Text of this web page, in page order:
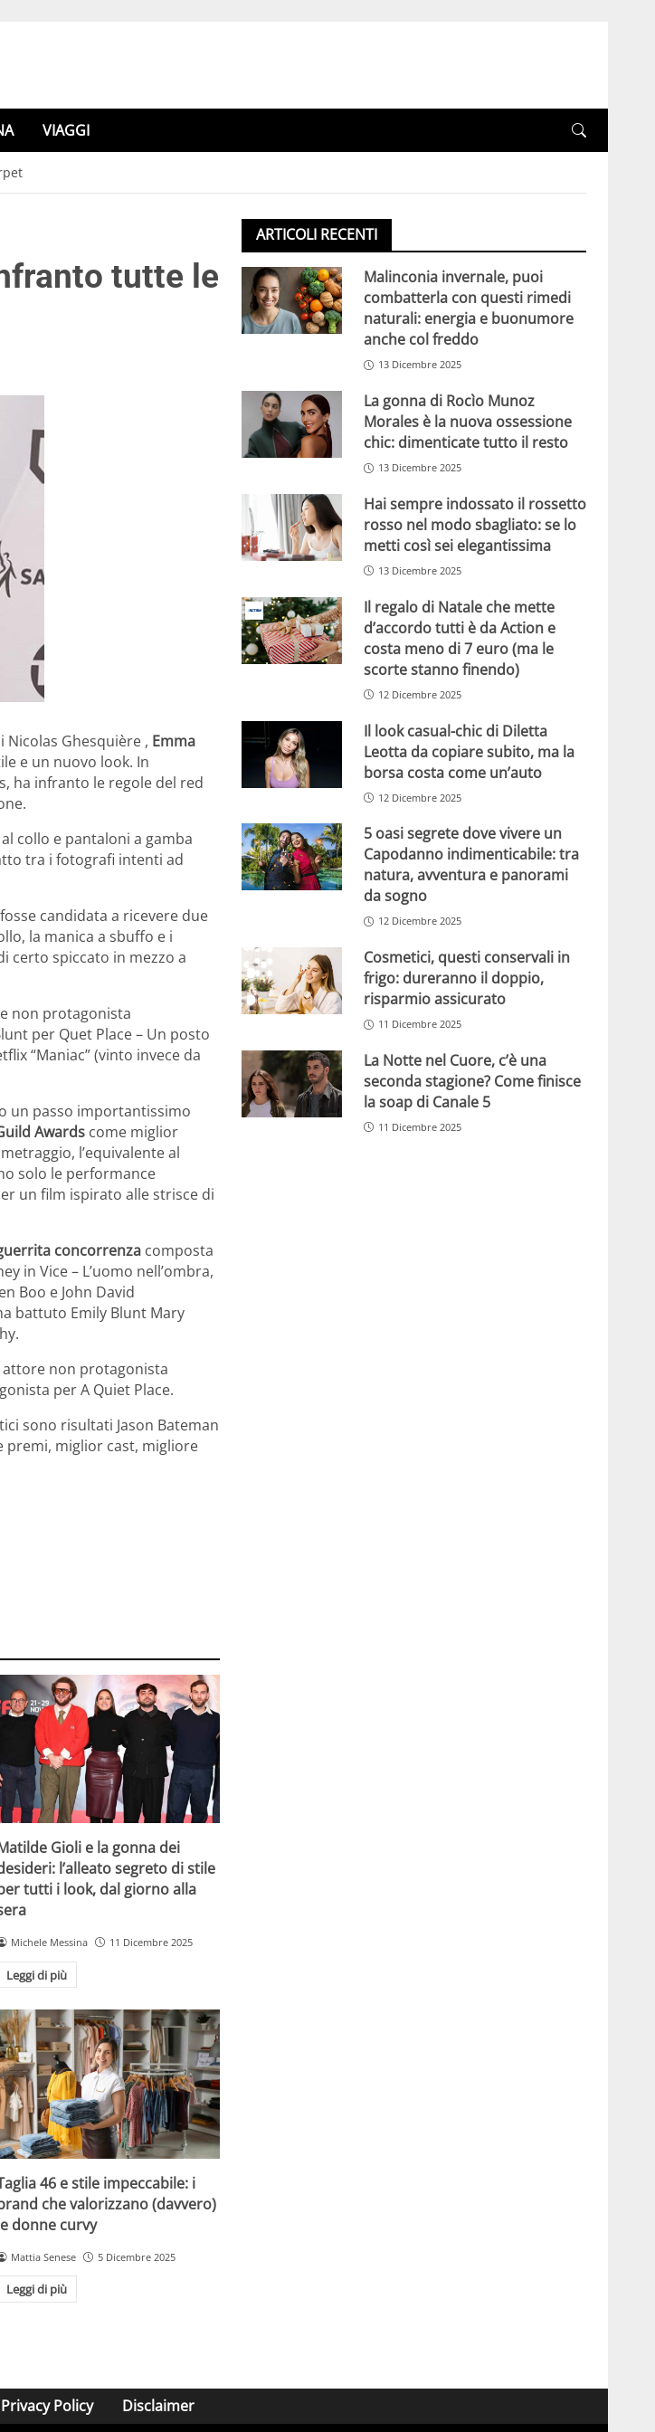
VIAGGI
tutte le
Nicolas Ghesquière , Emma
e un nuovo look. In
ha infranto le regole del red
collo e pantaloni a gamba
tra i fotografi intenti ad
candidata a ricevere due
la manica a sbuffo e i
certo spiccato in mezzo a
non protagonista
per Quet Place – Un posto
“Maniac” (vinto invece da
un passo importantissimo
Awards come miglior
l’equivalente al
solo le performance
un film ispirato alle strisce di
concorrenza composta
in Vice – L’uomo nell’ombra,
Boo e John David
battuto Emily Blunt Mary
attore non protagonista
per A Quiet Place.
sono risultati Jason Bateman
premi, miglior cast, migliore
Gioli e la gonna dei
l’alleato segreto di stile
tutti i look, dal giorno alla
Michele Messina 11 Dicembre 2025
Leggi di più
46 e stile impeccabile: i
che valorizzano (davvero)
donne curvy
Mattia Senese 5 Dicembre 2025
Leggi di più
ARTICOLI RECENTI
Malinconia invernale, puoi
combatterla con questi rimedi
naturali: energia e buonumore
anche col freddo
13 Dicembre 2025
La gonna di Rocìo Munoz
Morales è la nuova ossessione
chic: dimenticate tutto il resto
13 Dicembre 2025
Hai sempre indossato il rossetto
rosso nel modo sbagliato: se lo
metti così sei elegantissima
13 Dicembre 2025
Il regalo di Natale che mette
d’accordo tutti è da Action e
costa meno di 7 euro (ma le
scorte stanno finendo)
12 Dicembre 2025
Il look casual-chic di Diletta
Leotta da copiare subito, ma la
borsa costa come un’auto
12 Dicembre 2025
5 oasi segrete dove vivere un
Capodanno indimenticabile: tra
natura, avventura e panorami
da sogno
12 Dicembre 2025
Cosmetici, questi conservali in
frigo: dureranno il doppio,
risparmio assicurato
11 Dicembre 2025
La Notte nel Cuore, c’è una
seconda stagione? Come finisce
la soap di Canale 5
11 Dicembre 2025
Privacy Policy Disclaimer